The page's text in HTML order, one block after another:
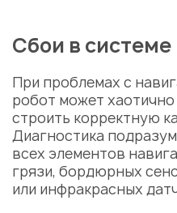
Сбои в
При проблемах с
робот может
строить корректную
Диагностика
всех элементов
грязи, бордюрных
или инфракрасных